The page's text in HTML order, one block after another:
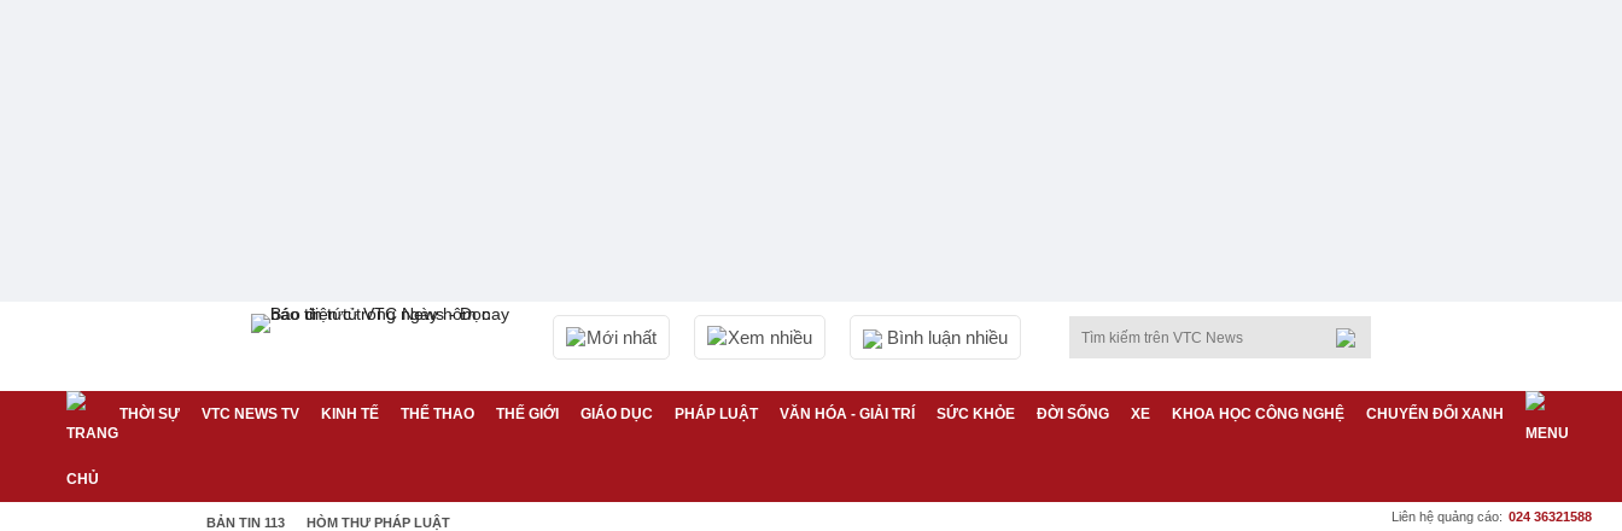
Mới nhất Xem nhiều Bình luận nhiều
THỜI SỰ VTC NEWS TV KINH TẾ THỂ THAO THẾ GIỚI GIÁO DỤC PHÁP LUẬT VĂN HÓA - GIẢI TRÍ SỨC KHỎE ĐỜI SỐNG XE KHOA HỌC CÔNG NGHỆ CHUYỂN ĐỔI XANH
BẢN TIN 113 HÒM THƯ PHÁP LUẬT Liên hệ quảng cáo: 024 36321588